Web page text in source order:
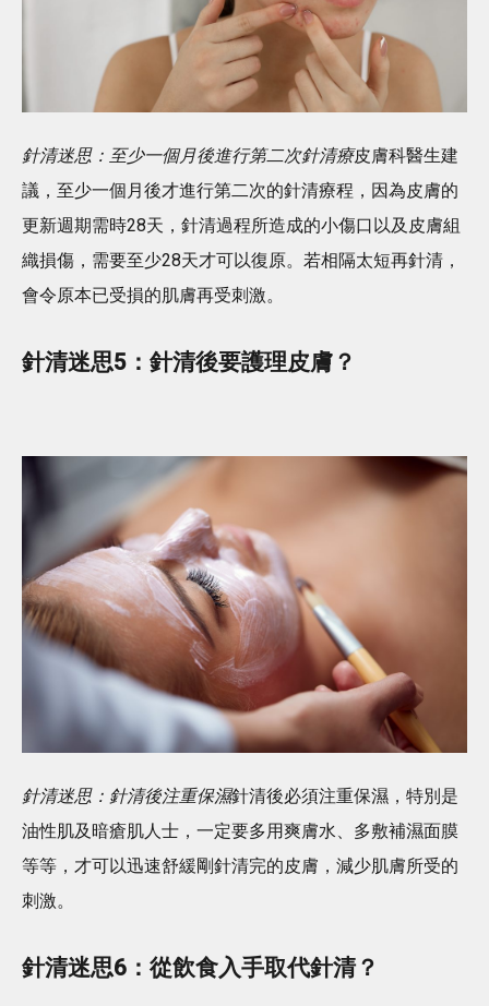
針清迷思：至少一個月後進行第二次針清療皮膚科醫生建
議，至少一個月後才進行第二次的針清療程，因為皮膚的
更新週期需時28天，針清過程所造成的小傷口以及皮膚組
織損傷，需要至少28天才可以復原。若相隔太短再針清，
會令原本已受損的肌膚再受刺激。
針清迷思5：針清後要護理皮膚？
針清迷思：針清後注重保濕針清後必須注重保濕，特別是
油性肌及暗瘡肌人士，一定要多用爽膚水、多敷補濕面膜
等等，才可以迅速舒緩剛針清完的皮膚，減少肌膚所受的
刺激。
針清迷思6：從飲食入手取代針清？